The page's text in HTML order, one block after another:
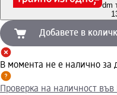
dm
Добавете в
В момента не е налично за
Проверка на наличност